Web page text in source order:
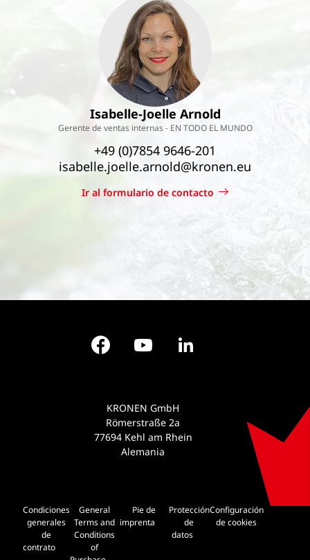
Isabelle-Joelle Arnold
Gerente de ventas internas - EN TODO EL MUNDO
+49 (0)7854 9646-201
isabelle.joelle.arnold@kronen.eu
Ir al formulario de contacto
FacebookYouTube
Condiciones
generales
de
contrato
General
Terms and
Conditions
of
Pie de
imprenta
Protección
de
datos
Configuración
de cookies
KRONEN GmbH
Römerstraße 2a
77694 Kehl am Rhein
Alemania